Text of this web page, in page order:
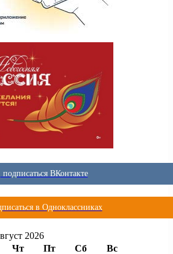
подписаться ВКонтакте
в Одноклассниках
2026
Чт Пт Сб Вс